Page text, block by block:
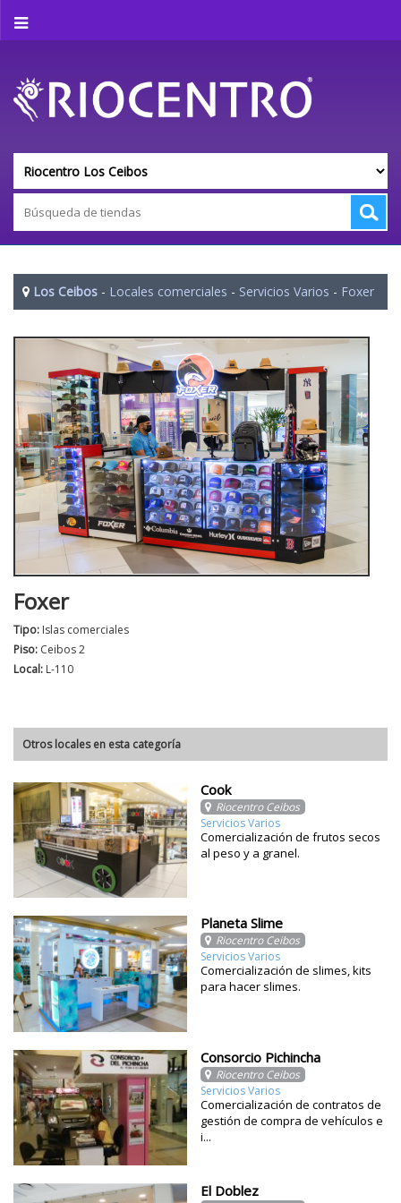
Los Ceibos - Locales comerciales - Servicios Varios - Foxer
Foxer
Tipo: Islas comerciales
Piso: Ceibos 2
Local: L-110
Otros locales en esta categoría
Cook
Riocentro Ceibos
Servicios Varios
Comercialización de frutos secos
al peso y a granel.
Planeta Slime
Riocentro Ceibos
Servicios Varios
Comercialización de slimes, kits
para hacer slimes.
Consorcio Pichincha
Riocentro Ceibos
Servicios Varios
Comercialización de contratos de
gestión de compra de vehículos e
i...
El Doblez